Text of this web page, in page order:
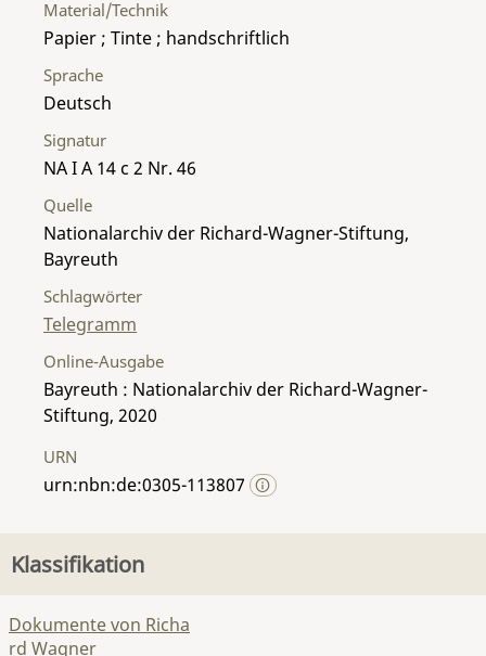
Material/Technik
Papier ; Tinte ; handschriftlich
Sprache
Deutsch
Signatur
NA I A 14 c 2 Nr. 46
Quelle
Nationalarchiv der Richard-Wagner-Stiftung,
Bayreuth
Schlagwörter
Telegramm
Online-Ausgabe
Bayreuth : Nationalarchiv der Richard-Wagner-
Stiftung, 2020
URN
urn:nbn:de:0305-113807
Klassifikation
Dokumente von Richa
rd Wagner